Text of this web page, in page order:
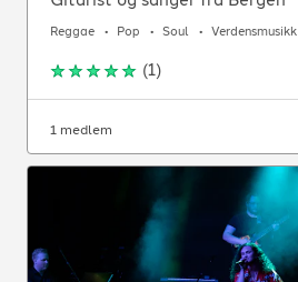
Reggae Pop Soul Verdensmusikk
(1)
1 medlem